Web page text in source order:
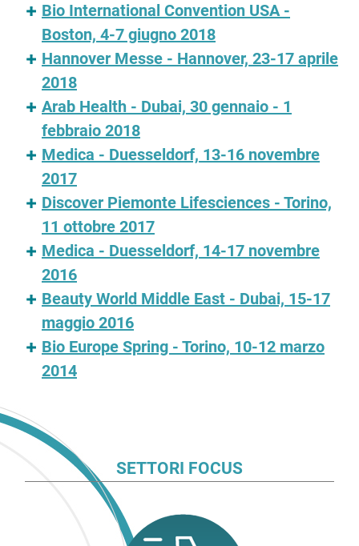
Bio International Convention USA -
Boston, 4-7 giugno 2018
Hannover Messe - Hannover, 23-17 aprile
2018
Arab Health - Dubai, 30 gennaio - 1
febbraio 2018
Medica - Duesseldorf, 13-16 novembre
2017
Discover Piemonte Lifesciences - Torino,
11 ottobre 2017
Medica - Duesseldorf, 14-17 novembre
2016
Beauty World Middle East - Dubai, 15-17
maggio 2016
Bio Europe Spring - Torino, 10-12 marzo
2014
SETTORI FOCUS